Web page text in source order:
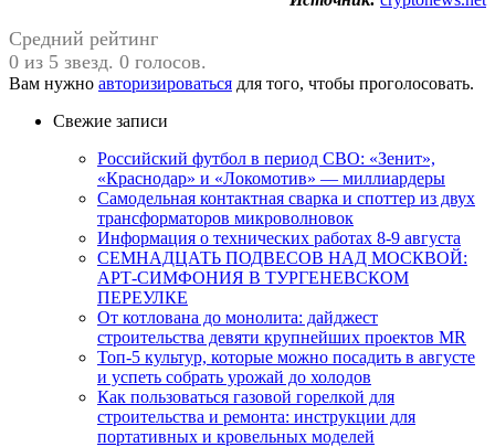
Средний рейтинг
0 из 5 звезд. 0 голосов.
Вам нужно авторизироваться для того, чтобы проголосовать.
Свежие записи
Российский футбол в период СВО: «Зенит»,
«Краснодар» и «Локомотив» — миллиардеры
Самодельная контактная сварка и споттер из двух
трансформаторов микроволновок
Информация о технических работах 8-9 августа
СЕМНАДЦАТЬ ПОДВЕСОВ НАД МОСКВОЙ:
АРТ-СИМФОНИЯ В ТУРГЕНЕВСКОМ
ПЕРЕУЛКЕ
От котлована до монолита: дайджест
строительства девяти крупнейших проектов MR
Топ-5 культур, которые можно посадить в августе
и успеть собрать урожай до холодов
Как пользоваться газовой горелкой для
строительства и ремонта: инструкции для
портативных и кровельных моделей